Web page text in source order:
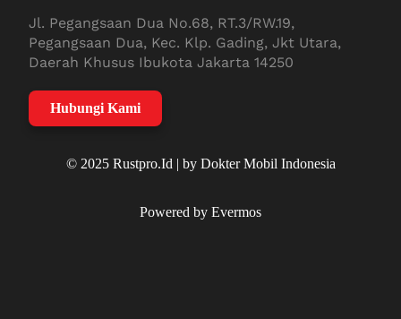
Jl. Pegangsaan Dua No.68, RT.3/RW.19,
Pegangsaan Dua, Kec. Klp. Gading, Jkt Utara,
Daerah Khusus Ibukota Jakarta 14250
Hubungi Kami
© 2025 Rustpro.Id | by Dokter Mobil Indonesia
Powered by Evermos